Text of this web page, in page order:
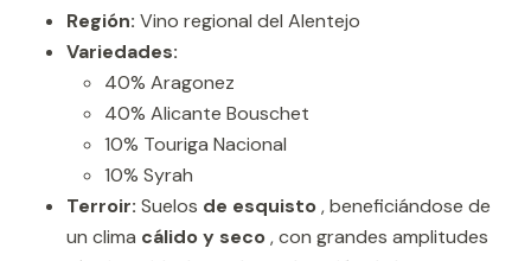
Región: Vino regional del Alentejo
Variedades:
40% Aragonez
40% Alicante Bouschet
10% Touriga Nacional
10% Syrah
Terroir: Suelos de esquisto, beneficiándose de
un clima cálido y seco, con grandes amplitudes